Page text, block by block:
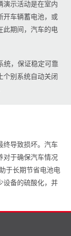
演示活动是在室内
开车辆蓄电池，或
此期间，汽车的电
统，保证稳定可靠
个别系统自动关闭
终导致损坏。汽车
对于确保汽车情况
于长期节省电池电
设备的硫酸化，并